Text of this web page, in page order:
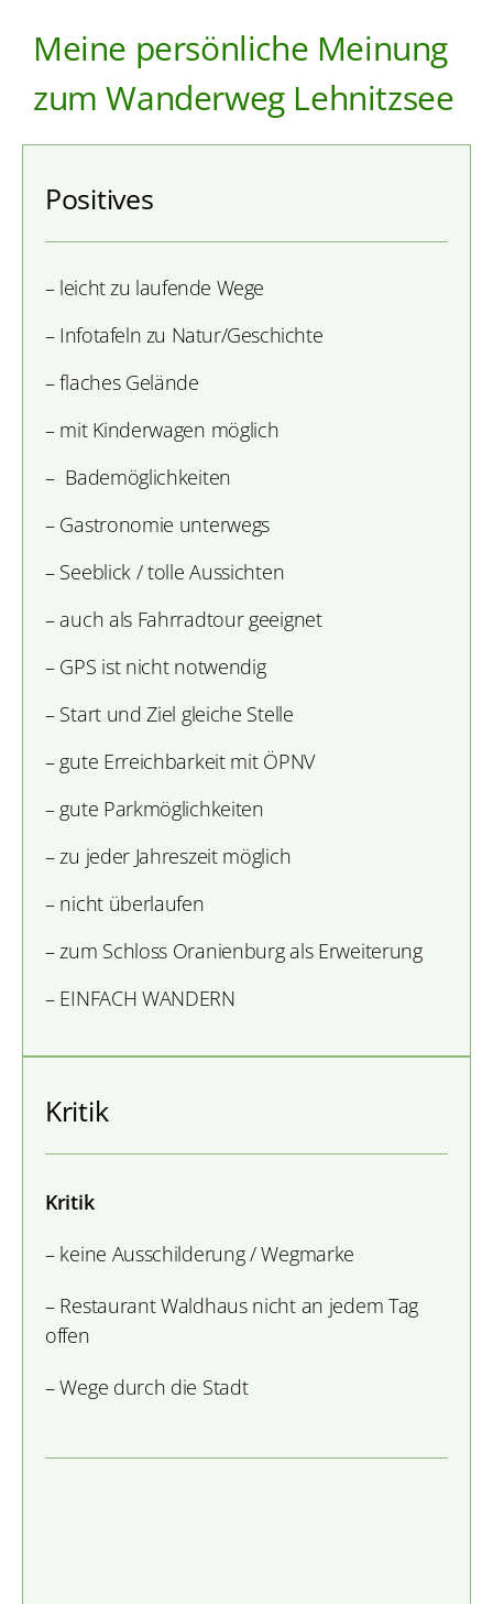
Meine persönliche Meinung
zum Wanderweg Lehnitzsee
Positives
– leicht zu laufende Wege
– Infotafeln zu Natur/Geschichte
– flaches Gelände
– mit Kinderwagen möglich
– Bademöglichkeiten
– Gastronomie unterwegs
– Seeblick / tolle Aussichten
– auch als Fahrradtour geeignet
– GPS ist nicht notwendig
– Start und Ziel gleiche Stelle
– gute Erreichbarkeit mit ÖPNV
– gute Parkmöglichkeiten
– zu jeder Jahreszeit möglich
– nicht überlaufen
– zum Schloss Oranienburg als Erweiterung
– EINFACH WANDERN
Kritik
Kritik
– keine Ausschilderung / Wegmarke
– Restaurant Waldhaus nicht an jedem Tag
offen
– Wege durch die Stadt